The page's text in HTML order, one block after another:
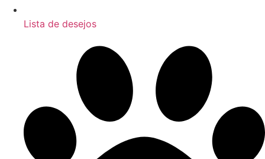
Lista de desejos